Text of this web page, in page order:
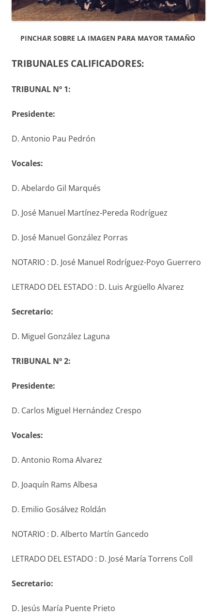
PINCHAR SOBRE LA IMAGEN PARA MAYOR TAMAÑO
TRIBUNALES CALIFICADORES:
TRIBUNAL Nº 1:
Presidente:
D. Antonio Pau Pedrón
Vocales:
D. Abelardo Gil Marqués
D. José Manuel Martínez-Pereda Rodríguez
D. José Manuel González Porras
NOTARIO : D. José Manuel Rodríguez-Poyo Guerrero
LETRADO DEL ESTADO : D. Luis Argüello Alvarez
Secretario:
D. Miguel González Laguna
TRIBUNAL Nº 2:
Presidente:
D. Carlos Miguel Hernández Crespo
Vocales:
D. Antonio Roma Alvarez
D. Joaquín Rams Albesa
D. Emilio Gosálvez Roldán
NOTARIO : D. Alberto Martín Gancedo
LETRADO DEL ESTADO : D. José María Torrens Coll
Secretario:
D. Jesús María Puente Prieto